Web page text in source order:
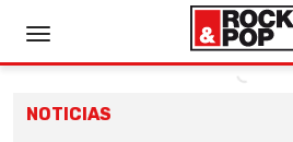
NOTICIAS